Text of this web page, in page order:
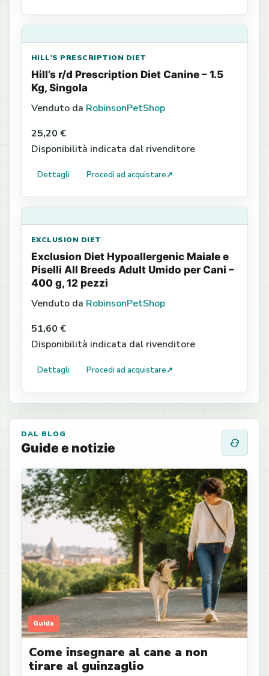
HILL'S PRESCRIPTION DIET
Hill’s r/d Prescription Diet Canine – 1.5
Kg, Singola
Venduto da RobinsonPetShop
25,20 €
Disponibilità indicata dal rivenditore
Dettagli Procedi ad acquistare↗
EXCLUSION DIET
Exclusion Diet Hypoallergenic Maiale e
Piselli All Breeds Adult Umido per Cani –
400 g, 12 pezzi
Venduto da RobinsonPetShop
51,60 €
Disponibilità indicata dal rivenditore
Dettagli Procedi ad acquistare↗
DAL BLOG
Guide e notizie
Guida
Come insegnare al cane a non
tirare al guinzaglio